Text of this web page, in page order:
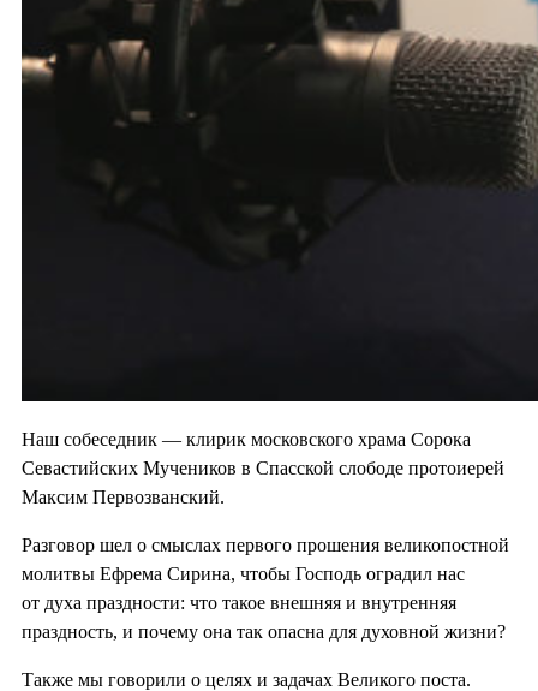
Наш собеседник — клирик московского храма Сорока
Севастийских Мучеников в Спасской слободе протоиерей
Максим Первозванский.
Разговор шел о смыслах первого прошения великопостной
молитвы Ефрема Сирина, чтобы Господь оградил нас
от духа праздности: что такое внешняя и внутренняя
праздность, и почему она так опасна для духовной жизни?
Также мы говорили о целях и задачах Великого поста.